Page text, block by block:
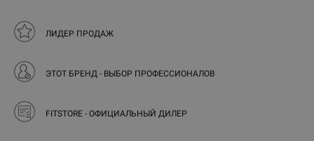
ЛИДЕР ПРОДАЖ
ЭТОТ БРЕНД - ВЫБОР ПРОФЕССИОНАЛОВ
FITSTORE - ОФИЦИАЛЬНЫЙ ДИЛЕР